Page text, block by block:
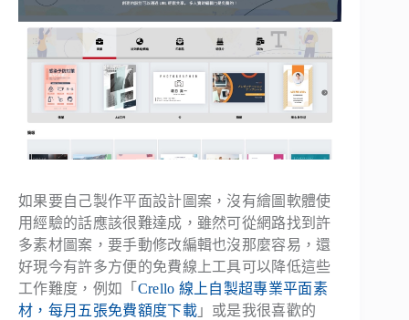
如果要自己製作平面設計圖案，沒有繪圖軟體使
用經驗的話應該很難達成，雖然可從網路找到許
多素材圖案，要手動修改編輯也沒那麼容易，還
好現今有許多方便的免費線上工具可以降低這些
工作難度，例如「 Crello 線上自製超專業平面素
材，每月五張免費額度下載」或是我很喜歡的